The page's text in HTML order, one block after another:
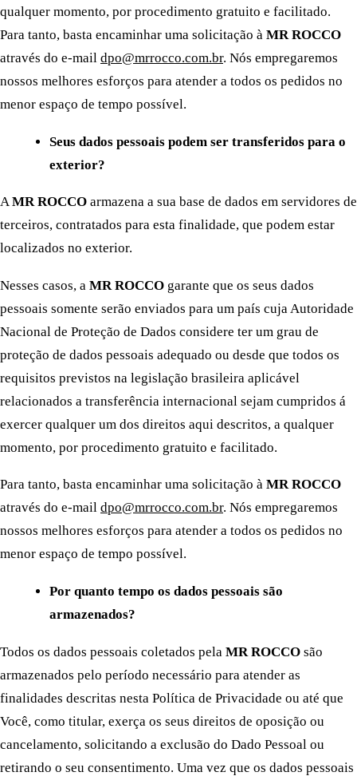
qualquer momento, por procedimento gratuito e facilitado.
Para tanto, basta encaminhar uma solicitação à MR ROCCO
através do e-mail dpo@mrrocco.com.br. Nós empregaremos
nossos melhores esforços para atender a todos os pedidos no
menor espaço de tempo possível.
Seus dados pessoais podem ser transferidos para o
exterior?
AMR ROCCO armazena a sua base de dados em servidores de
terceiros, contratados para esta finalidade, que podem estar
localizados no exterior.
Nesses casos, a MR ROCCO garante que os seus dados
pessoais somente serão enviados para um país cuja Autoridade
Nacional de Proteção de Dados considere ter um grau de
proteção de dados pessoais adequado ou desde que todos os
requisitos previstos na legislação brasileira aplicável
relacionados a transferência internacional sejam cumpridos á
exercer qualquer um dos direitos aqui descritos, a qualquer
momento, por procedimento gratuito e facilitado.
Para tanto, basta encaminhar uma solicitação à MR ROCCO
através do e-mail dpo@mrrocco.com.br. Nós empregaremos
nossos melhores esforços para atender a todos os pedidos no
menor espaço de tempo possível.
Por quanto tempo os dados pessoais são
armazenados?
Todos os dados pessoais coletados pela MR ROCCO são
armazenados pelo período necessário para atender as
finalidades descritas nesta Política de Privacidade ou até que
Você, como titular, exerça os seus direitos de oposição ou
cancelamento, solicitando a exclusão do Dado Pessoal ou
retirando o seu consentimento. Uma vez que os dados pessoais